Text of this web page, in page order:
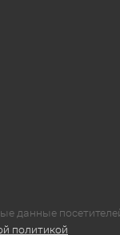
данные
политикой